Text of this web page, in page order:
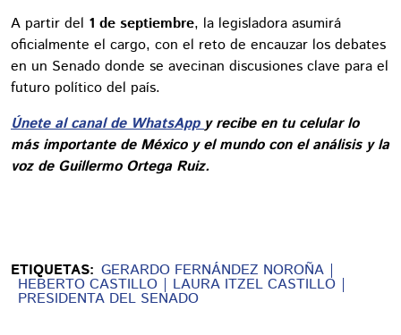
A partir del 1 de septiembre, la legisladora asumirá
oficialmente el cargo, con el reto de encauzar los debates
en un Senado donde se avecinan discusiones clave para el
futuro político del país.
Únete al canal de WhatsAppy recibe en tu celular lo
más importante de México y el mundo con el análisis y la
voz de Guillermo Ortega Ruiz.
ETIQUETAS: GERARDO FERNÁNDEZ NOROÑA
HEBERTO CASTILLO LAURA ITZEL CASTILLO
PRESIDENTA DEL SENADO